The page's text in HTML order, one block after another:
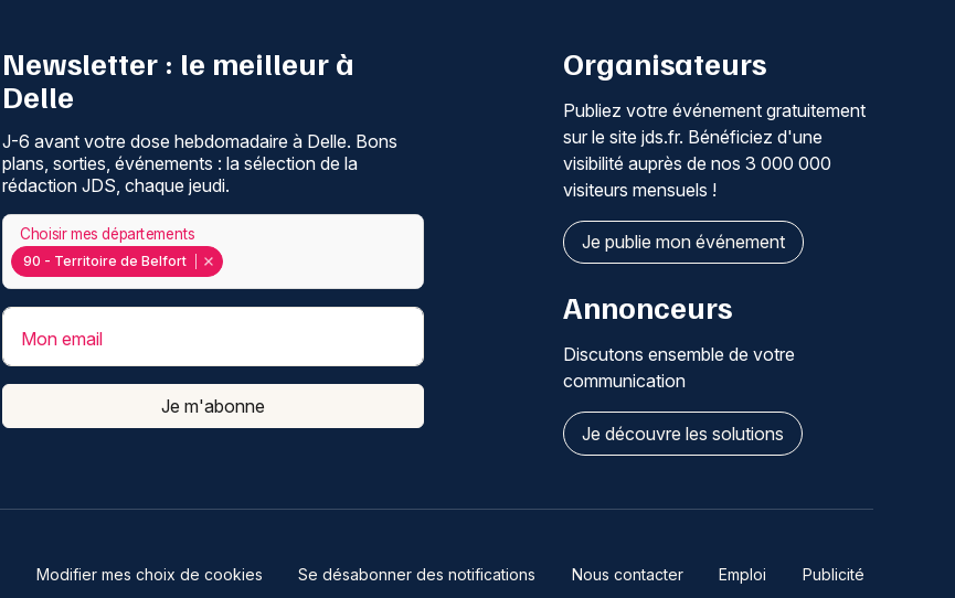
Newsletter : le meilleur à
Delle
J-6 avant votre dose hebdomadaire à Delle. Bons
plans, sorties, événements : la sélection de la
rédaction JDS, chaque jeudi.
90 - Territoire de Belfort
Choisir mes départements
Mon email
Je m'abonne
Organisateurs
Publiez votre événement gratuitement
sur le site jds.fr. Bénéficiez d'une
visibilité auprès de nos 3 000 000
visiteurs mensuels !
Je publie mon événement
Annonceurs
Discutons ensemble de votre
communication
Je découvre les solutions
Modifier mes choix de cookies Se désabonner des notifications Nous contacter Emploi Publicité